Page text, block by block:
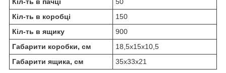
Кіл-ть в коробці
150
Кіл-ть в ящику
900
Габарити коробки, см
18,5х15х10,5
Габарити ящика, см
35х33х21